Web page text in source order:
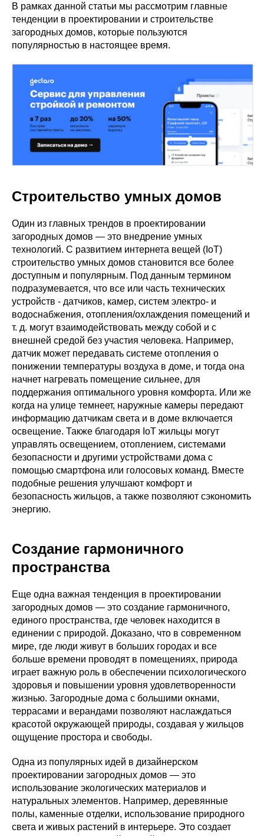
В рамках данной статьи мы рассмотрим главные
тенденции в проектировании и строительстве
загородных домов, которые пользуются
популярностью в настоящее время.
Строительство умных домов
Один из главных трендов в проектировании
загородных домов — это внедрение умных
технологий. С развитием интернета вещей (IoT)
строительство умных домов становится все более
доступным и популярным. Под данным термином
подразумевается, что все или часть технических
устройств - датчиков, камер, систем электро- и
водоснабжения, отопления/охлаждения помещений и
т. д. могут взаимодействовать между собой и с
внешней средой без участия человека. Например,
датчик может передавать системе отопления о
понижении температуры воздуха в доме, и тогда она
начнет нагревать помещение сильнее, для
поддержания оптимального уровня комфорта. Или же
когда на улице темнеет, наружные камеры передают
информацию датчикам света и в доме включается
освещение. Также благодаря IoT жильцы могут
управлять освещением, отоплением, системами
безопасности и другими устройствами дома с
помощью смартфона или голосовых команд. Вместе
подобные решения улучшают комфорт и
безопасность жильцов, а также позволяют сэкономить
энергию.
Создание гармоничного
пространства
Еще одна важная тенденция в проектировании
загородных домов — это создание гармоничного,
единого пространства, где человек находится в
единении с природой. Доказано, что в современном
мире, где люди живут в больших городах и все
больше времени проводят в помещениях, природа
играет важную роль в обеспечении психологического
здоровья и повышении уровня удовлетворенности
жизнью. Загородные дома с большими окнами,
террасами и верандами позволяют наслаждаться
красотой окружающей природы, создавая у жильцов
ощущение простора и свободы.
Одна из популярных идей в дизайнерском
проектировании загородных домов — это
использование экологических материалов и
натуральных элементов. Например, деревянные
полы, каменные отделки, использование природного
света и живых растений в интерьере. Это создает